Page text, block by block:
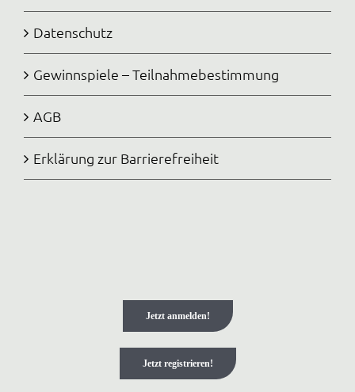
Datenschutz
Gewinnspiele – Teilnahmebestimmung
AGB
Erklärung zur Barrierefreiheit
Jetzt anmelden!
Jetzt registrieren!